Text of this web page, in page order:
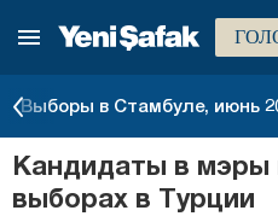
Выборы в Стамбуле, июнь
Кандидаты в мэры
выборах в Турции
Конья
Маниса
Мардин